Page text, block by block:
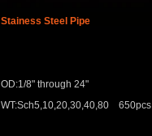
Stainess Steel Pipe
OD:1/8" through 24"
WT:Sch5,10,20,30,40,80 650pcs